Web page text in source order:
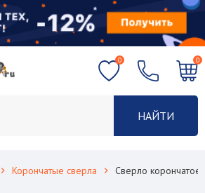
НАЙТИ
0 0
Корончатые сверла Сверло